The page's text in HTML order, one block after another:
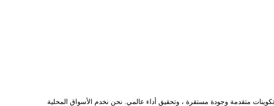
تكوينات متقدمة وجودة مستقرة ، وتحقيق أداء عالمي. نحن نخدم الأسواق المحلية